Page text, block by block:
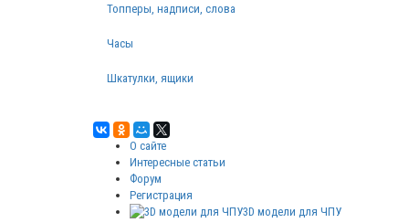
Топперы, надписи, слова
Часы
Шкатулки, ящики
О сайте
Интересные статьи
Форум
Регистрация
3D модели для ЧПУ